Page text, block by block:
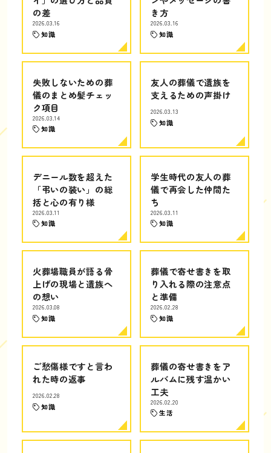
の差
2026.03.16
知識
き方
2026.03.16
知識
失敗しないための葬
儀のまとめ髪チェッ
ク項目
2026.03.14
知識
友人の葬儀で遺族を
支えるための声掛け
2026.03.13
知識
デニール数を超えた
「弔いの装い」の総
括と心の有り様
2026.03.11
知識
学生時代の友人の葬
儀で再会した仲間た
ち
2026.03.11
知識
火葬場職員が語る骨
上げの現場と遺族へ
の想い
2026.03.08
知識
葬儀で寄せ書きを取
り入れる際の注意点
と準備
2026.02.28
知識
ご愁傷様ですと言わ
れた時の返事
2026.02.28
知識
葬儀の寄せ書きをア
ルバムに残す温かい
工夫
2026.02.20
生活